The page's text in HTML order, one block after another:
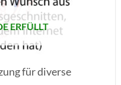
ERFÜLLT
für diverse